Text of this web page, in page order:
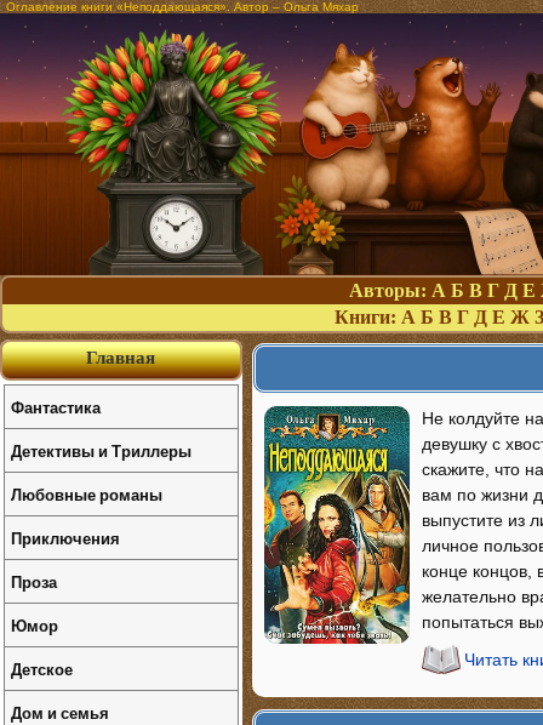
Оглавление книги «Неподдающаяся». Автор – Ольга Мяхар
Авторы: А Б В Г Д Е
Книги: А Б В Г Д Е Ж З
Не колдуйте
девушку с
скажите, что
вам по жизни
выпустите из
личное
конце концов,
желательно
попытаться
Читать
Главная
Фантастика
Детективы и Триллеры
Любовные романы
Приключения
Проза
Юмор
Детское
Дом и семья